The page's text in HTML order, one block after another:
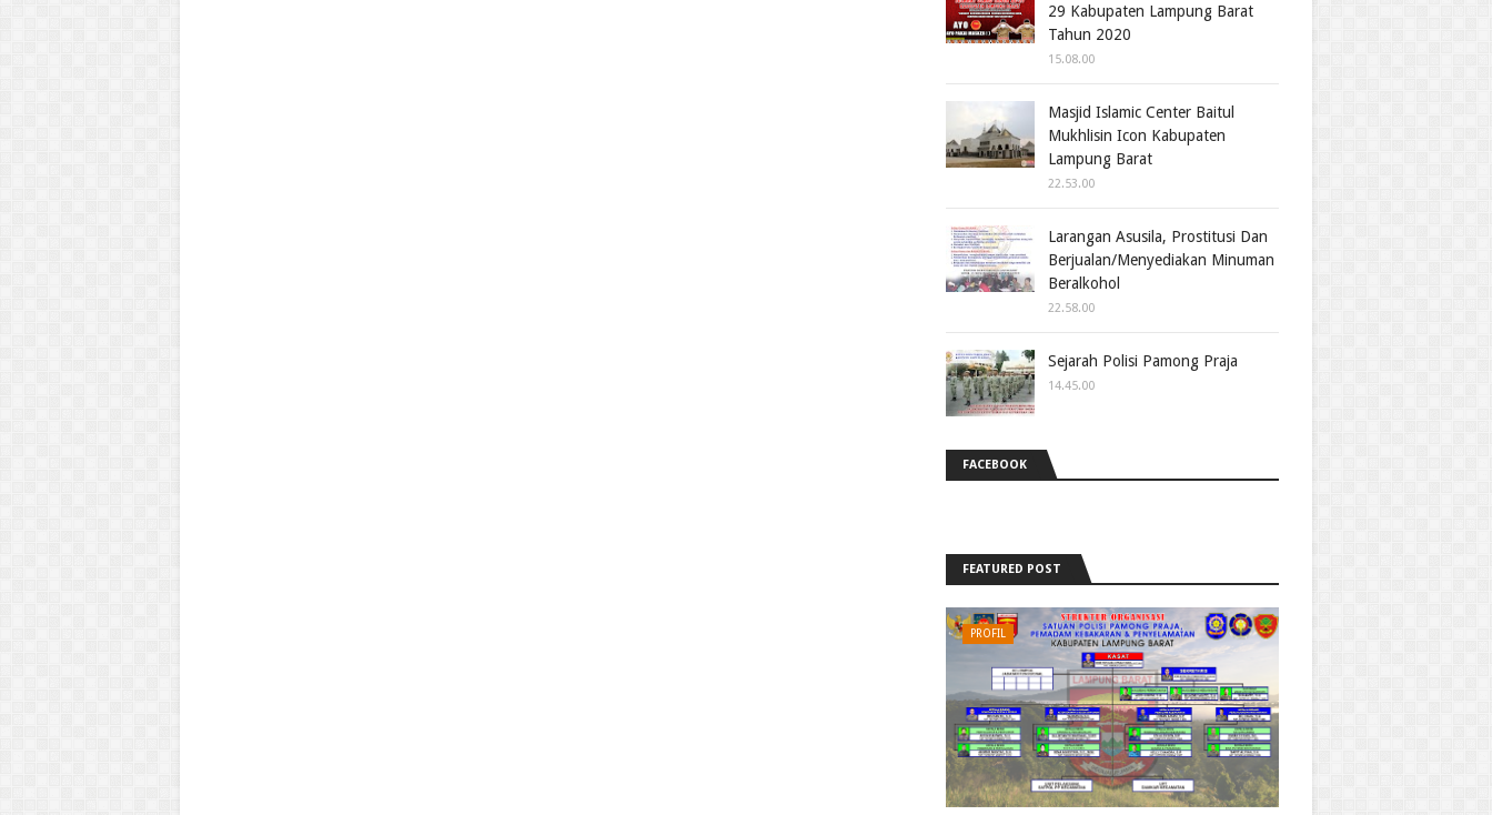
29 Kabupaten Lampung Barat
Tahun 2020
15.08.00
Masjid Islamic Center Baitul
Mukhlisin Icon Kabupaten
Lampung Barat
22.53.00
Larangan Asusila, Prostitusi Dan
Berjualan/Menyediakan Minuman
Beralkohol
22.58.00
Sejarah Polisi Pamong Praja
14.45.00
FACEBOOK
FEATURED POST
PROFIL